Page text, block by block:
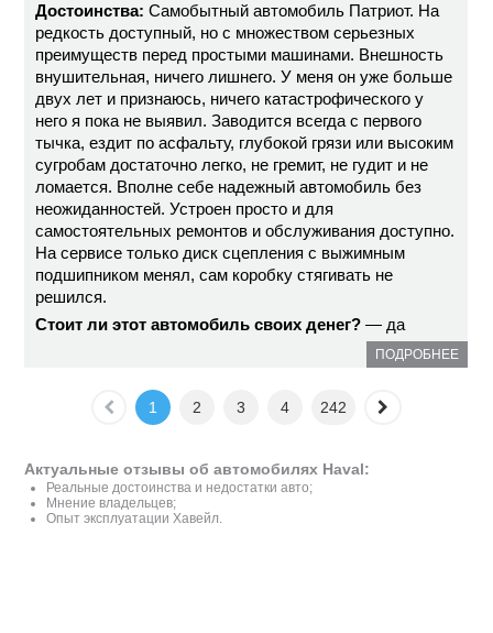
Достоинства: Самобытный автомобиль Патриот. На
редкость доступный, но с множеством серьезных
преимуществ перед простыми машинами. Внешность
внушительная, ничего лишнего. У меня он уже больше
двух лет и признаюсь, ничего катастрофического у
него я пока не выявил. Заводится всегда с первого
тычка, ездит по асфальту, глубокой грязи или высоким
сугробам достаточно легко, не гремит, не гудит и не
ломается. Вполне себе надежный автомобиль без
неожиданностей. Устроен просто и для
самостоятельных ремонтов и обслуживания доступно.
На сервисе только диск сцепления с выжимным
подшипником менял, сам коробку стягивать не
решился.
Стоит ли этот автомобиль своих денег? — да
ПОДРОБНЕЕ
1 2 3 4 242
Актуальные отзывы об автомобилях Haval:
Реальные достоинства и недостатки авто;
Мнение владельцев;
Опыт эксплуатации Хавейл.